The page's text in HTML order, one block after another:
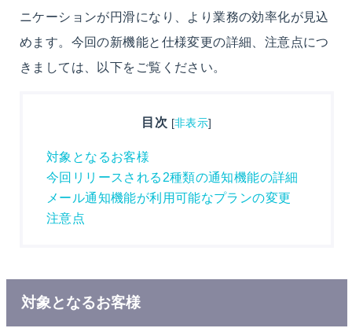
ニケーションが円滑になり、より業務の効率化が見込
めます。 今回の新機能と仕様変更の詳細、注意点につ
きましては、以下をご覧ください。
目次 [非表示]
対象となるお客様
今回リリースされる2種類の通知機能の詳細
メール通知機能が利用可能なプランの変更
注意点
対象となるお客様